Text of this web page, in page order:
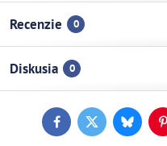
Recenzie 0
Diskusia 0
FacebookTwitterBluesky